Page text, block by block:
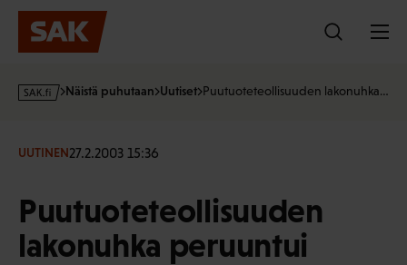
Hyppää
sisältöön
s
·
Näistä puhutaan Uutiset Puutuoteteollisuuden lakonuhka…
UUTINEN27.2.2003 15:36
Puutuoteteollisuuden
lakonuhka peruuntui